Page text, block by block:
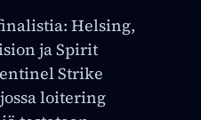
Helsing,
ja Spirit
Strike
loitering